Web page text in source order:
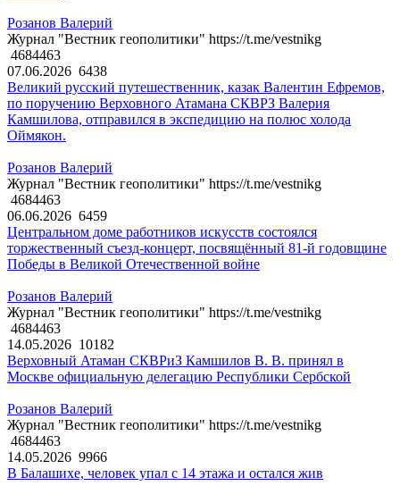
Розанов Валерий
Журнал "Вестник геополитики" https://t.me/vestnikg
4684463
07.06.2026 6438
Великий русский путешественник, казак Валентин Ефремов,
по поручению Верховного Атамана СКВРЗ Валерия
Камшилова, отправился в экспедицию на полюс холода
Оймякон.
Розанов Валерий
Журнал "Вестник геополитики" https://t.me/vestnikg
4684463
06.06.2026 6459
Центральном доме работников искусств состоялся
торжественный съезд-концерт, посвящённый 81-й годовщине
Победы в Великой Отечественной войне
Розанов Валерий
Журнал "Вестник геополитики" https://t.me/vestnikg
4684463
14.05.2026 10182
Верховный Атаман СКВРиЗ Камшилов В. В. принял в
Москве официальную делегацию Республики Сербской
Розанов Валерий
Журнал "Вестник геополитики" https://t.me/vestnikg
4684463
14.05.2026 9966
В Балашихе, человек упал с 14 этажа и остался жив